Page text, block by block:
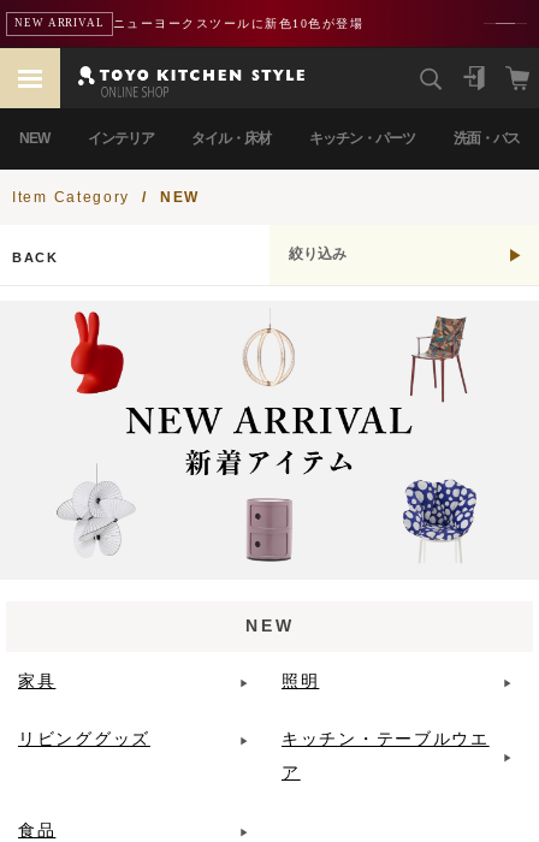
NEW ARRIVAL ニューヨークスツールに新色10色が登場
NEW インテリア タイル・床材 キッチン・パーツ 洗面・バス
Item Category / NEW
BACK 絞り込み
NEW
家具 照明
リビンググッズ
キッチン・テーブルウエ
ア
食品